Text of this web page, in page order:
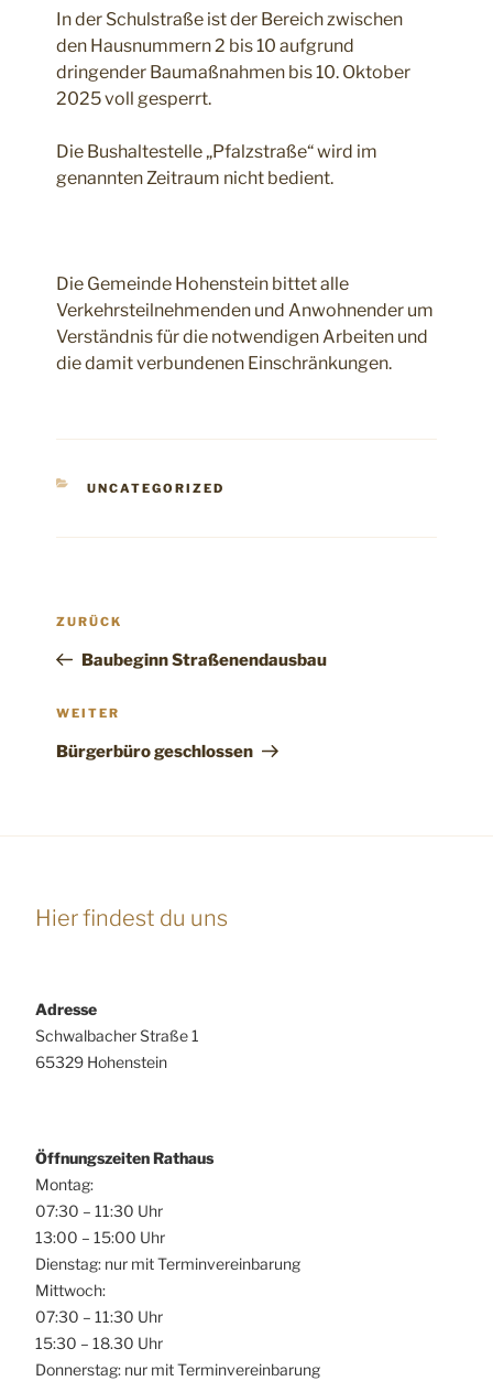
In der Schulstraße ist der Bereich zwischen
den Hausnummern 2 bis 10 aufgrund
dringender Baumaßnahmen bis 10. Oktober
2025 voll gesperrt.
Die Bushaltestelle „Pfalzstraße“ wird im
genannten Zeitraum nicht bedient.
Die Gemeinde Hohenstein bittet alle
Verkehrsteilnehmenden und Anwohnender um
Verständnis für die notwendigen Arbeiten und
die damit verbundenen Einschränkungen.
KATEGORIEN
UNCATEGORIZED
Vorheriger
ZURÜCK
Baubeginn Straßenendausbau
Nächster
WEITER
Bürgerbüro geschlossen
Hier findest du uns
Adresse
Schwalbacher Straße 1
65329 Hohenstein
Öffnungszeiten Rathaus
Montag:
07:30 – 11:30 Uhr
13:00 – 15:00 Uhr
Dienstag: nur mit Terminvereinbarung
Mittwoch:
07:30 – 11:30 Uhr
15:30 – 18.30 Uhr
Donnerstag: nur mit Terminvereinbarung